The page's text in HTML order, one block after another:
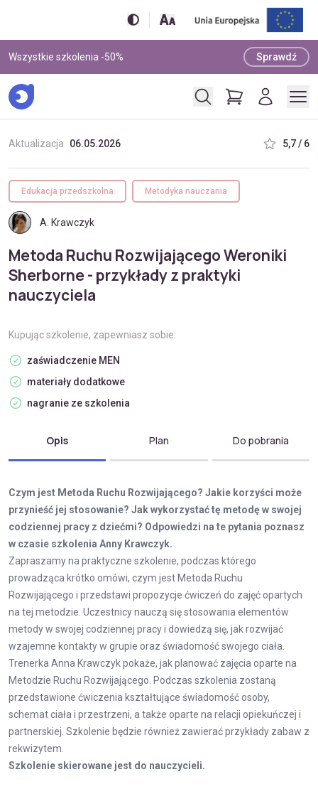
Wszystkie szkolenia -50% Sprawdź
Aktualizacja 06.05.2026 5,7 / 6
A. Krawczyk
Edukacja przedszkolna Metodyka nauczania
Metoda Ruchu Rozwijającego Weroniki
Sherborne - przykłady z praktyki
nauczyciela
Kupując szkolenie, zapewniasz sobie:
zaświadczenie MEN
materiały dodatkowe
nagranie ze szkolenia
Opis Plan Do pobrania
Czym jest Metoda Ruchu Rozwijającego? Jakie korzyści może
przynieść jej stosowanie? Jak wykorzystać tę metodę w swojej
codziennej pracy z dziećmi? Odpowiedzi na te pytania poznasz
w czasie szkolenia Anny Krawczyk.
Zapraszamy na praktyczne szkolenie, podczas którego
prowadząca krótko omówi, czym jest Metoda Ruchu
Rozwijającego i przedstawi propozycje ćwiczeń do zajęć opartych
na tej metodzie. Uczestnicy nauczą się stosowania elementów
metody w swojej codziennej pracy i dowiedzą się, jak rozwijać
wzajemne kontakty w grupie oraz świadomość swojego ciała.
Trenerka Anna Krawczyk pokaże, jak planować zajęcia oparte na
Metodzie Ruchu Rozwijającego. Podczas szkolenia zostaną
przedstawione ćwiczenia kształtujące świadomość osoby,
schemat ciała i przestrzeni, a także oparte na relacji opiekuńczej i
partnerskiej. Szkolenie będzie również zawierać przykłady zabaw z
rekwizytem.
Szkolenie skierowane jest do nauczycieli.